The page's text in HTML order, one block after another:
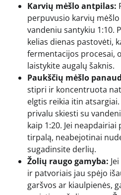
Karvių mėšlo antpilas:
perpuvusio karvių
vandeniu santykiu 1:10.
kelias dienas pastovėti,
fermentacijos procesai,
laistykite augalų šaknis.
Paukščių mėšlo
stipri ir koncentruota
elgtis reikia itin
privalu skiesti su
kaip 1:20. Jei
tirpalą, neabejotinai
sugadinsite derlių.
Žolių raugo gamyba:
ir patvoriais jau spėjo
garšvos ar kiaulpienės,